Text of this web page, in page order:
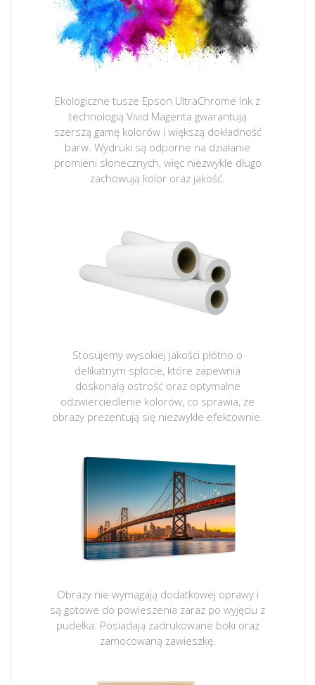
Ekologiczne tusze Epson UltraChrome Ink z
technologią Vivid Magenta gwarantują
szerszą gamę kolorów i większą dokładność
barw. Wydruki są odporne na działanie
promieni słonecznych, więc niezwykle długo
zachowują kolor oraz jakość.
Stosujemy wysokiej jakości płótno o
delikatnym splocie, które zapewnia
doskonałą ostrość oraz optymalne
odzwierciedlenie kolorów, co sprawia, że
obrazy prezentują się niezwykle efektownie.
Obrazy nie wymagają dodatkowej oprawy i
są gotowe do powieszenia zaraz po wyjęciu z
pudełka. Posiadają zadrukowane boki oraz
zamocowaną zawieszkę.